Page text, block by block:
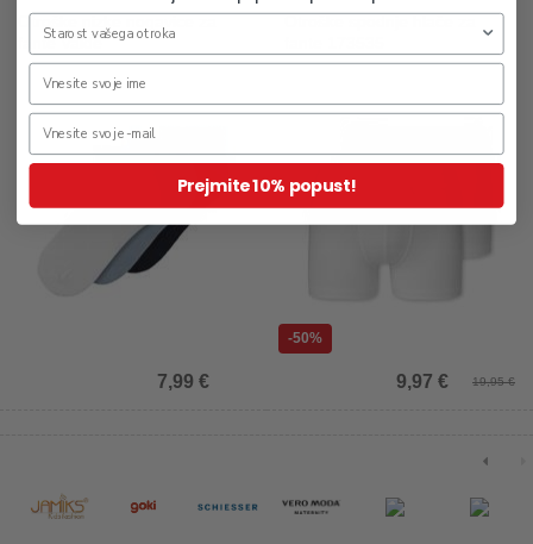
Otroške nizke nogavice za
fante Valde
7,99 €
-50%
19,95 €
9,97 €
Prejmite 10% popust!